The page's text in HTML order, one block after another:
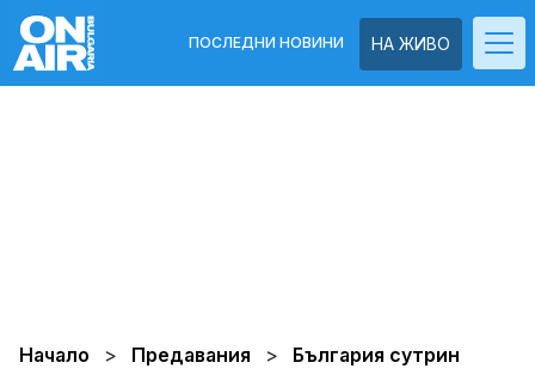
НА ЖИВО
ПОСЛЕДНИ НОВИНИ
Начало Предавания България сутрин